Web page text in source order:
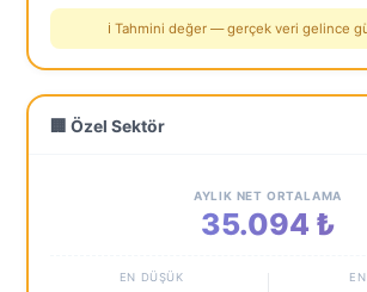
ℹ️ Tahmini değer — gerçek veri gelince
🏢 Özel Sektör
AYLIK NET ORTALAMA
35.094 ₺
EN DÜŞÜK